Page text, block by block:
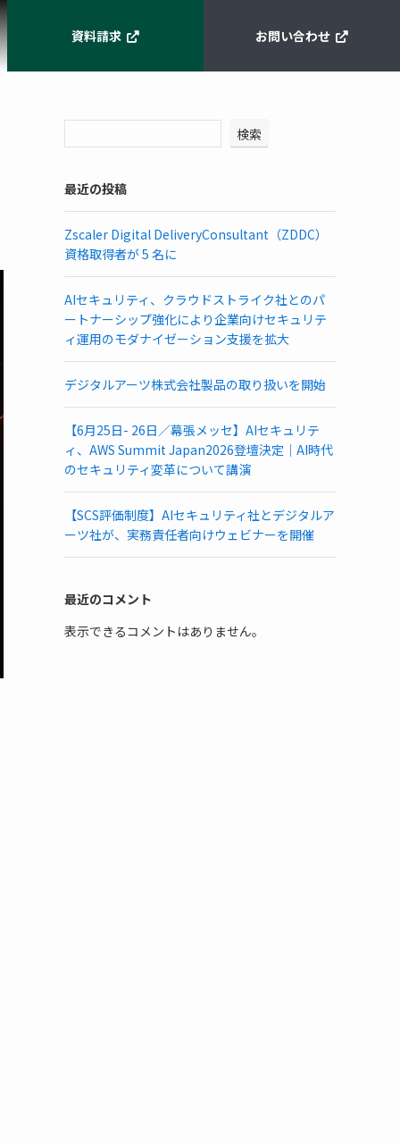
資料請求 お問い合わせ
検索
最近の投稿
Zscaler Digital DeliveryConsultant（ZDDC）
資格取得者が 5 名に
AIセキュリティ、クラウドストライク社とのパ
ートナーシップ強化により企業向けセキュリテ
ィ運用のモダナイゼーション支援を拡大
デジタルアーツ株式会社製品の取り扱いを開始
【6月25日- 26日／幕張メッセ】AIセキュリテ
ィ、AWS Summit Japan2026登壇決定｜AI時代
のセキュリティ変革について講演
【SCS評価制度】AIセキュリティ社とデジタルア
ーツ社が、実務責任者向けウェビナーを開催
最近のコメント
表示できるコメントはありません。